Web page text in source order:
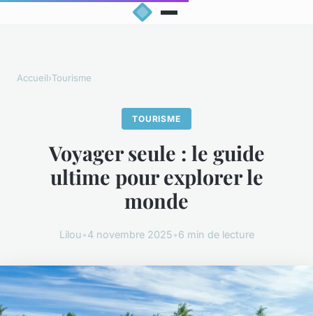
Accueil›Tourisme
TOURISME
Voyager seule : le guide
ultime pour explorer le
monde
Lilou•4 novembre 2025•6 min de lecture